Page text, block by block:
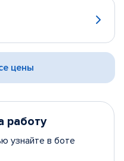
цены
работу
узнайте в боте